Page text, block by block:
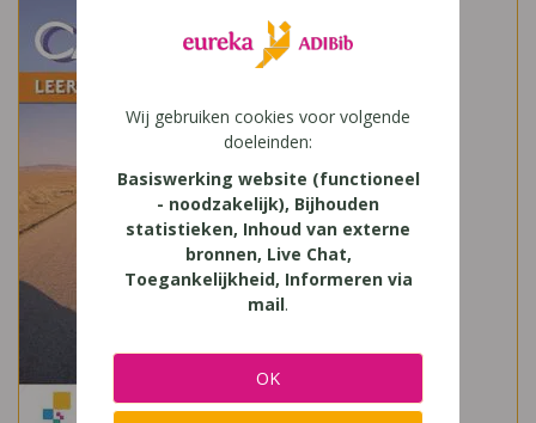
Wij gebruiken cookies voor volgende
doeleinden:
Basiswerking website (functioneel
- noodzakelijk), Bijhouden
statistieken, Inhoud van externe
bronnen, Live Chat,
Toegankelijkheid, Informeren via
mail.
OK